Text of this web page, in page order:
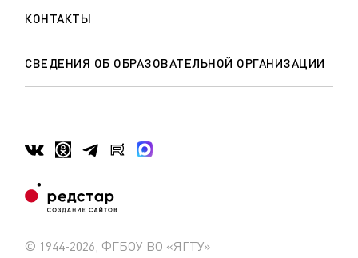
КОНТАКТЫ
СВЕДЕНИЯ ОБ ОБРАЗОВАТЕЛЬНОЙ ОРГАНИЗАЦИИ
© 1944-2026, ФГБОУ ВО «ЯГТУ»